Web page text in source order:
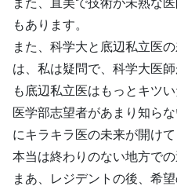
また、直美で技術が未熟な
もあります。
また、科学大と底辺私立医
は、私は疑問で、科学大医
も底辺私立医はもっとキツい
医学部志望者があまり知ら
にキラキラ医の未来が開け
本当は終わりのない地方で
まあ、レジデントの後、希